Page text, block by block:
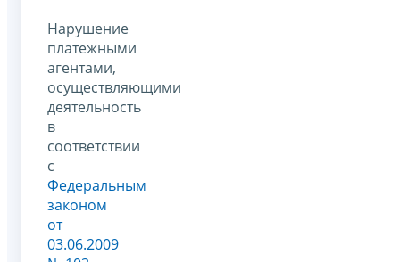
Нарушение
платежными
агентами,
осуществляющими
деятельность
в
соответствии
с
Федеральным
законом
от
03.06.2009